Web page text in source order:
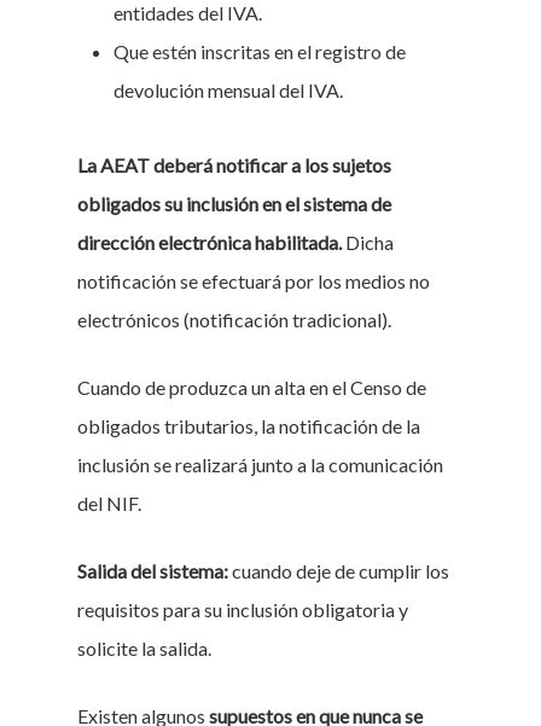
entidades del IVA.
Que estén inscritas en el registro de
devolución mensual del IVA.
La AEAT deberá notificar a los sujetos
obligados su inclusión en el sistema de
dirección electrónica habilitada.Dicha
notificación se efectuará por los medios no
electrónicos (notificación tradicional).
Cuando de produzca un alta en el Censo de
obligados tributarios, la notificación de la
inclusión se realizará junto a la comunicación
del NIF.
Salida del sistema:cuando deje de cumplir los
requisitos para su inclusión obligatoria y
solicite la salida.
Existen algunos supuestos en que nunca se